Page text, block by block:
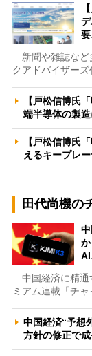
新聞や雑誌など
クアドバイザー
【戸松信博氏
端半導体の製
【戸松信博氏
えるキープレ
田代尚機の
中国経済に精通
ミアム連載「チ
中国経済“予想
方針の修正で